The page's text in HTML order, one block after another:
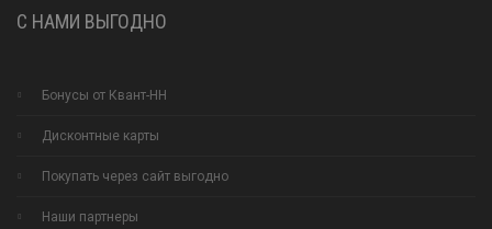
С НАМИ ВЫГОДНО
Бонусы от Квант-НН
Дисконтные карты
Покупать через сайт выгодно
Наши партнеры